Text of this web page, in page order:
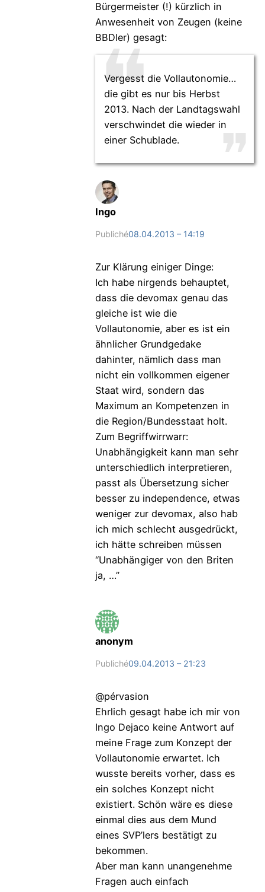
Bürgermeister (!) kürzlich in
Anwesenheit von Zeugen (keine
BBDler) gesagt:
Vergesst die Vollautonomie…
die gibt es nur bis Herbst
2013. Nach der Landtagswahl
verschwindet die wieder in
einer Schublade.
Ingo
Publiché08.04.2013 – 14:19
Zur Klärung einiger Dinge:
Ich habe nirgends behauptet,
dass die devomax genau das
gleiche ist wie die
Vollautonomie, aber es ist ein
ähnlicher Grundgedake
dahinter, nämlich dass man
nicht ein vollkommen eigener
Staat wird, sondern das
Maximum an Kompetenzen in
die Region/Bundesstaat holt.
Zum Begriffwirrwarr:
Unabhängigkeit kann man sehr
unterschiedlich interpretieren,
passt als Übersetzung sicher
besser zu independence, etwas
weniger zur devomax, also hab
ich mich schlecht ausgedrückt,
ich hätte schreiben müssen
“Unabhängiger von den Briten
ja, …”
anonym
Publiché09.04.2013 – 21:23
@pérvasion
Ehrlich gesagt habe ich mir von
Ingo Dejaco keine Antwort auf
meine Frage zum Konzept der
Vollautonomie erwartet. Ich
wusste bereits vorher, dass es
ein solches Konzept nicht
existiert. Schön wäre es diese
einmal dies aus dem Mund
eines SVP’lers bestätigt zu
bekommen.
Aber man kann unangenehme
Fragen auch einfach